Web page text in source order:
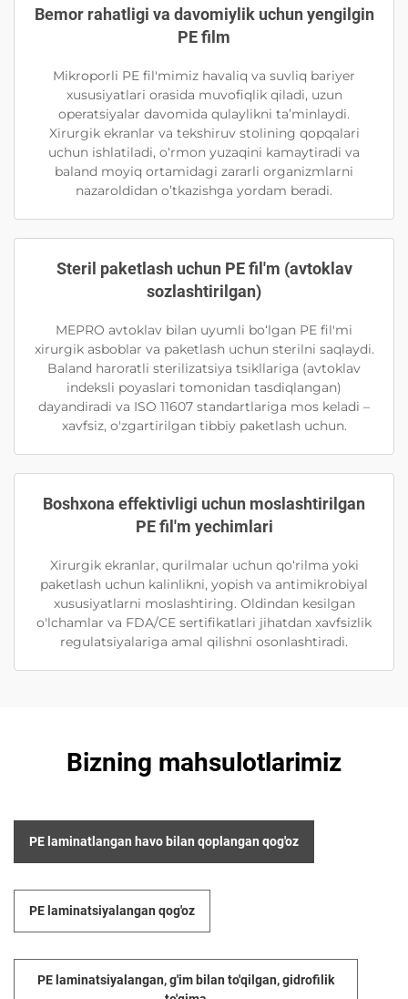
Bemor rahatligi va davomiylik uchun yengilgin
PE film
Mikroporli PE fil'mimiz havaliq va suvliq bariyer
xususiyatlari orasida muvofiqlik qiladi, uzun
operatsiyalar davomida qulaylikni ta’minlaydi.
Xirurgik ekranlar va tekshiruv stolining qopqalari
uchun ishlatiladi, o‘rmon yuzaqini kamaytiradi va
baland moyiq ortamidagi zararli organizmlarni
nazaroldidan o’tkazishga yordam beradi.
Steril paketlash uchun PE fil'm (avtoklav
sozlashtirilgan)
MEPRO avtoklav bilan uyumli bo‘lgan PE fil'mi
xirurgik asboblar va paketlash uchun sterilni saqlaydi.
Baland haroratli sterilizatsiya tsikllariga (avtoklav
indeksli poyaslari tomonidan tasdiqlangan)
dayandiradi va ISO 11607 standartlariga mos keladi –
xavfsiz, o'zgartirilgan tibbiy paketlash uchun.
Boshxona effektivligi uchun moslashtirilgan
PE fil'm yechimlari
Xirurgik ekranlar, qurilmalar uchun qo‘rilma yoki
paketlash uchun kalinlikni, yopish va antimikrobiyal
xususiyatlarni moslashtiring. Oldindan kesilgan
o'lchamlar va FDA/CE sertifikatlari jihatdan xavfsizlik
regulatsiyalariga amal qilishni osonlashtiradi.
Bizning mahsulotlarimiz
PE laminatlangan havo bilan qoplangan qog'oz
PE laminatsiyalangan qog'oz
PE laminatsiyalangan, g'im bilan to'qilgan, gidrofilik